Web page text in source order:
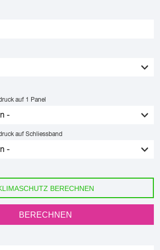
auf 1 Panel
auf Schliessband
BERECHNEN
BERECHNEN